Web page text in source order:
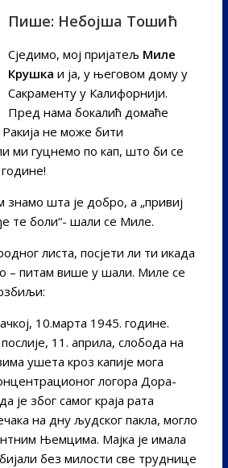
Пише: Небојша Тошић
Сједимо, мој пријатељ Миле
Крушка и ја, у његовом дому у
Сакраменту у Калифорнији.
Пред нама бокалић домаће
не може бити
ми гуцнемо по кап, што би се
шта је добро, а „привиј
те боли“- шали се Миле.
листа, посјети ли ти икада
– питам више у шали. Миле се
10.марта 1945. године.
11. априла, слобода на
ушета кроз капије мога
логора Дора-
је због самог краја рата
на дну људског пакла, могло
Њемцима. Мајка је имала
без милости све труднице